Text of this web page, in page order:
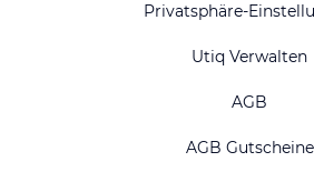
Privatsphäre-
Utiq Verwalten
AGB
AGB Gutscheine